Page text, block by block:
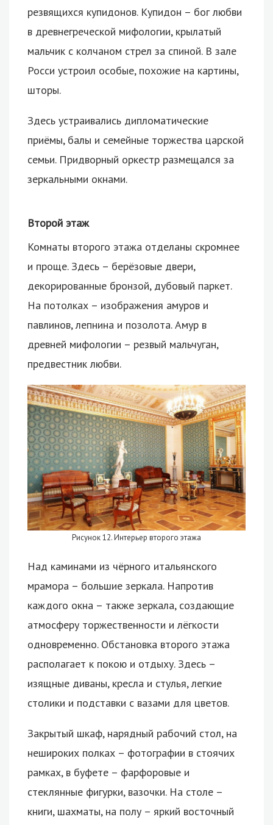
резвящихся купидонов. Купидон – бог любви
в древнегреческой мифологии, крылатый
мальчик с колчаном стрел за спиной. В зале
Росси устроил особые, похожие на картины,
шторы.
Здесь устраивались дипломатические
приёмы, балы и семейные торжества царской
семьи. Придворный оркестр размещался за
зеркальными окнами.
Второй этаж
Комнаты второго этажа отделаны скромнее
и проще. Здесь – берёзовые двери,
декорированные бронзой, дубовый паркет.
На потолках – изображения амуров и
павлинов, лепнина и позолота. Амур в
древней мифологии – резвый мальчуган,
предвестник любви.
Рисунок 12. Интерьер второго этажа
Над каминами из чёрного итальянского
мрамора – большие зеркала. Напротив
каждого окна – также зеркала, создающие
атмосферу торжественности и лёгкости
одновременно. Обстановка второго этажа
располагает к покою и отдыху. Здесь –
изящные диваны, кресла и стулья, легкие
столики и подставки с вазами для цветов.
Закрытый шкаф, нарядный рабочий стол, на
нешироких полках – фотографии в стоячих
рамках, в буфете – фарфоровые и
стеклянные фигурки, вазочки. На столе –
книги, шахматы, на полу – яркий восточный